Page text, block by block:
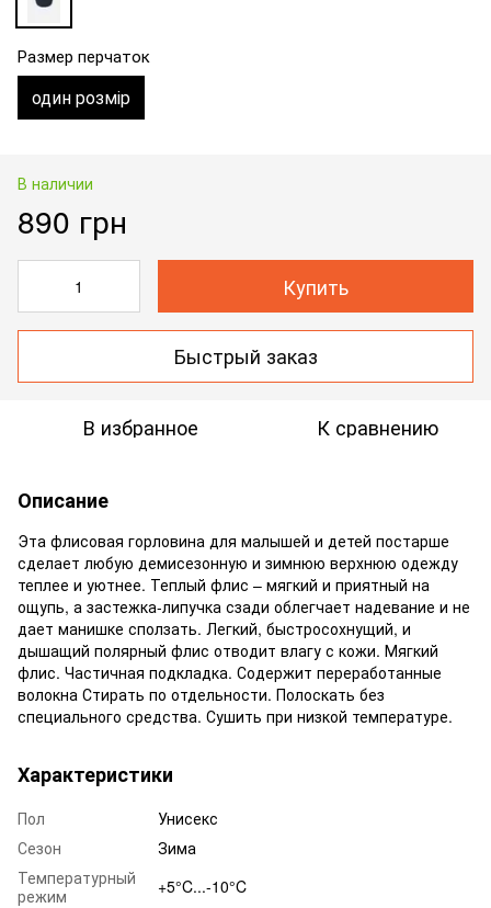
Размер перчаток
один розмір
В наличии
890 грн
Купить
Быстрый заказ
В избранное К сравнению
Описание
Эта флисовая горловина для малышей и детей постарше
сделает любую демисезонную и зимнюю верхнюю одежду
теплее и уютнее. Теплый флис – мягкий и приятный на
ощупь, а застежка-липучка сзади облегчает надевание и не
дает манишке сползать. Легкий, быстросохнущий, и
дышащий полярный флис отводит влагу с кожи. Мягкий
флис. Частичная подкладка. Содержит переработанные
волокна Стирать по отдельности. Полоскать без
специального средства. Сушить при низкой температуре.
Характеристики
Пол
Унисекс
Сезон
Зима
Температурный
режим
+5°C...-10°C